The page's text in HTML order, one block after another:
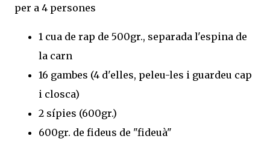
per a 4 persones
1 cua de rap de 500gr., separada l'espina de
la carn
16 gambes (4 d'elles, peleu-les i guardeu cap
i closca)
2 sípies (600gr.)
600gr. de fideus de "fideuà"